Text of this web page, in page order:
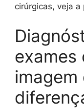
cirúrgicas, veja a
exames
imagem